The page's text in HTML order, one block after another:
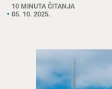
10 MINUTA ČITANJA
05. 10. 2025.